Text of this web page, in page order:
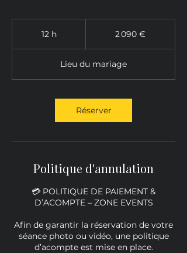
12 h 2 090 €
Lieu du mariage
Réserver
Politique d'annulation
💳 POLITIQUE DE PAIEMENT &
D’ACOMPTE – ZONE EVENTS
Afin de garantir la réservation de votre
séance photo ou vidéo, une politique
d’acompte est mise en place.